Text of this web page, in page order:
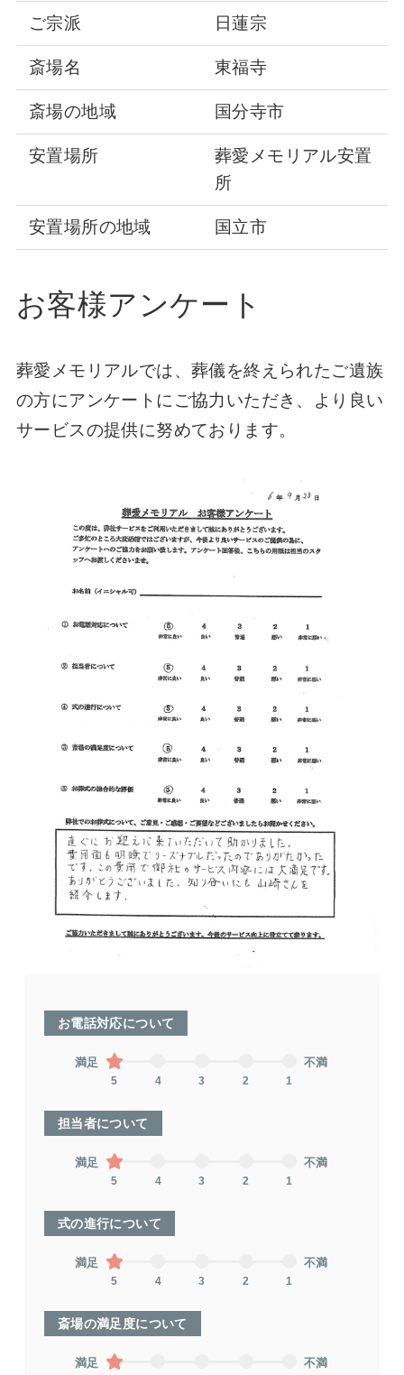
ご宗派 日蓮宗
斎場名 東福寺
斎場の地域 国分寺市
安置場所
葬愛メモリアル安置
所
安置場所の地域 国立市
お客様アンケート
葬愛メモリアルでは、葬儀を終えられたご遺族
の方にアンケートにご協力いただき、より良い
サービスの提供に努めております。
お電話対応について
満足
5 4 3 2 1
不満
担当者について
満足
5 4 3 2 1
不満
式の進行について
満足
5 4 3 2 1
不満
斎場の満足度について
満足 不満